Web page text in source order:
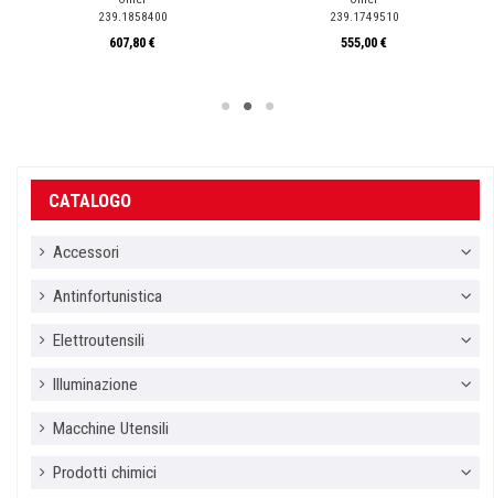
239.1858400
607,80 €
239.1749510
555,00 €
CATALOGO
Accessori
Antinfortunistica
Elettroutensili
Illuminazione
Macchine Utensili
Prodotti chimici